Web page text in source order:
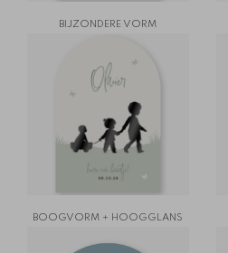
BIJZONDERE VORM
BOOGVORM + HOOGGLANS